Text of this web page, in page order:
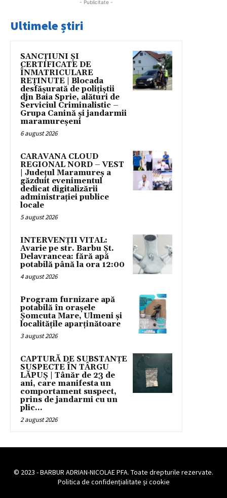
- Publicitate -
Ultimele știri
SANCȚIUNI ȘI
CERTIFICATE DE
ÎNMATRICULARE
REȚINUTE | Blocada
desfășurată de polițiștii
djn Baia Sprie, alături de
Serviciul Criminalistic –
Grupa Canină și jandarmii
maramureșeni
6 august 2026
CARAVANA CLOUD
REGIONAL NORD – VEST
| Județul Maramureș a
găzduit evenimentul
dedicat digitalizării
administrației publice
locale
5 august 2026
INTERVENȚII VITAL:
Avarie pe str. Barbu Șt.
Delavrancea: fără apă
potabilă până la ora 12:00
4 august 2026
Program furnizare apă
potabilă în orașele
Șomcuta Mare, Ulmeni și
localitățile aparținătoare
3 august 2026
CAPTURĂ DE SUBSTANȚE
SUSPECTE ÎN TÂRGU
LĂPUȘ | Tânăr de 23 de
ani, care manifesta un
comportament suspect,
prins de jandarmi cu un
plic...
2 august 2026
© 2023 - BARBUR ADRIAN-NICOLAE PFA. Toate drepturile rezervate.
Politica de confidențialitate și cookie